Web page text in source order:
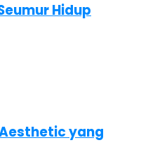
Hidup
yang